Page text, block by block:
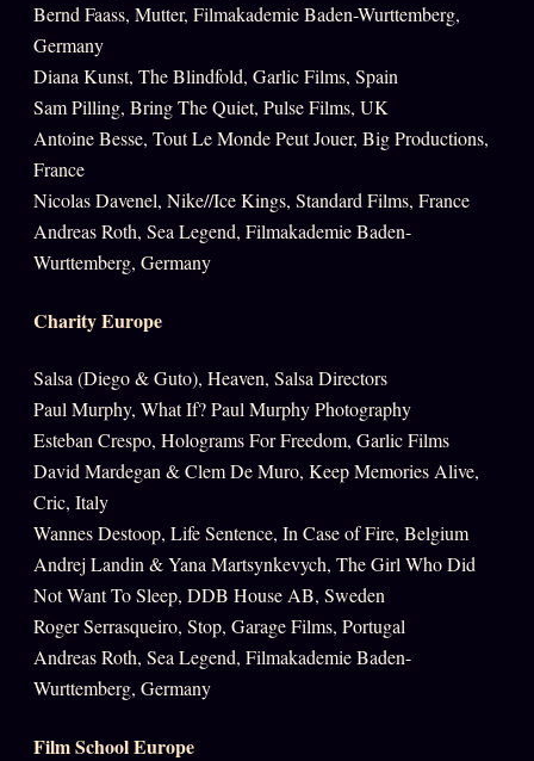
Oracle Algorithme
Audit Social
LIVRES TRILOGIE + 2
KÉTAMINE
BRAQUAGE
Compte Suspendu
Les Limites2025
Le procès Brigitte Macron
Catalogue
ZS Bundle
Références
SOCIÉTÉ DES AMIS
L'Association ★
Bernd Faass, Mutter, Filmakademie Baden-Wurttemberg,
Germany
Diana Kunst, The Blindfold, Garlic Films, Spain
Sam Pilling, Bring The Quiet, Pulse Films, UK
Antoine Besse, Tout Le Monde Peut Jouer, Big Productions,
France
Nicolas Davenel, Nike//Ice Kings, Standard Films, France
Andreas Roth, Sea Legend, Filmakademie Baden-
Wurttemberg, Germany
Charity Europe
Salsa (Diego & Guto), Heaven, Salsa Directors
Paul Murphy, What If? Paul Murphy Photography
Esteban Crespo, Holograms For Freedom, Garlic Films
David Mardegan & Clem De Muro, Keep Memories Alive,
Cric, Italy
Wannes Destoop, Life Sentence, In Case of Fire, Belgium
Andrej Landin & Yana Martsynkevych, The Girl Who Did
Not Want To Sleep, DDB House AB, Sweden
Roger Serrasqueiro, Stop, Garage Films, Portugal
Andreas Roth, Sea Legend, Filmakademie Baden-
Wurttemberg, Germany
Film School Europe